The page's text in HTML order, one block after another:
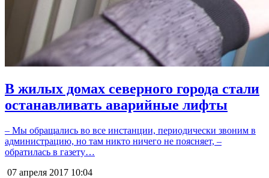
В жилых домах северного города стали
останавливать аварийные лифты
– Мы обращались во все инстанции, периодически звоним в
администрацию, но там никто ничего не поясняет, –
обратилась в газету…
07 апреля 2017 10:04